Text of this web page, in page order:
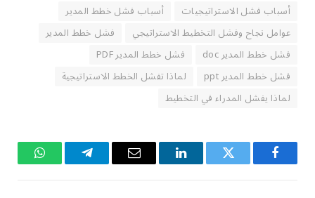
أسباب فشل الاستراتيجيات
أسباب فشل خطط المدير
عوامل نجاح وفشل التخطيط الاستراتيجي
فشل خطط المدير
فشل خطط المدير doc
فشل خطط المدير PDF
فشل خطط المدير ppt
لماذا تفشل الخطط الاستراتيجية
لماذا يفشل المدراء في التخطيط
فيسبوك تويتر لينكدإن
البريد
تيلقرام واتساب